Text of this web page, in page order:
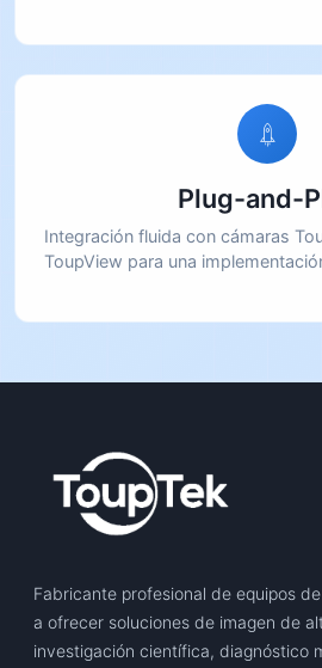
Plug-and-
Integración fluida con cámaras
ToupView para una
Fabricante profesional de equipos
a ofrecer soluciones de imagen de
investigación científica, diagnóstico